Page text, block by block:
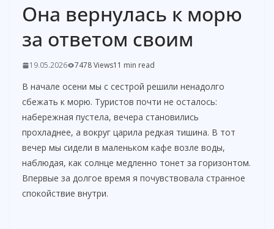
Она вернулась к морю
за ответом своим
19.05.2026 7478 Views11 min read
В начале осени мы с сестрой решили ненадолго
сбежать к морю. Туристов почти не осталось:
набережная пустела, вечера становились
прохладнее, а вокруг царила редкая тишина. В тот
вечер мы сидели в маленьком кафе возле воды,
наблюдая, как солнце медленно тонет за горизонтом.
Впервые за долгое время я почувствовала странное
спокойствие внутри.